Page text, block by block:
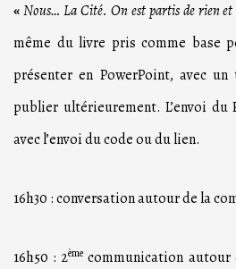
«Nous… La Cité. On est partis de rien
même du livre pris comme base
présenter en PowerPoint, avec
publier ultérieurement. L’envoi du
avec l’envoi du code ou du lien.
16h30 : conversation autour de la
16h50 : 2ème communication autour